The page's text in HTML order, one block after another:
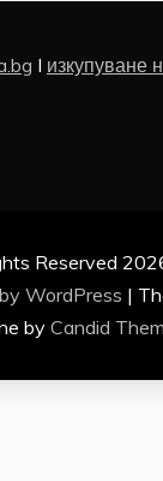
I изкупуване
Reserved
WordPress |
by Candid